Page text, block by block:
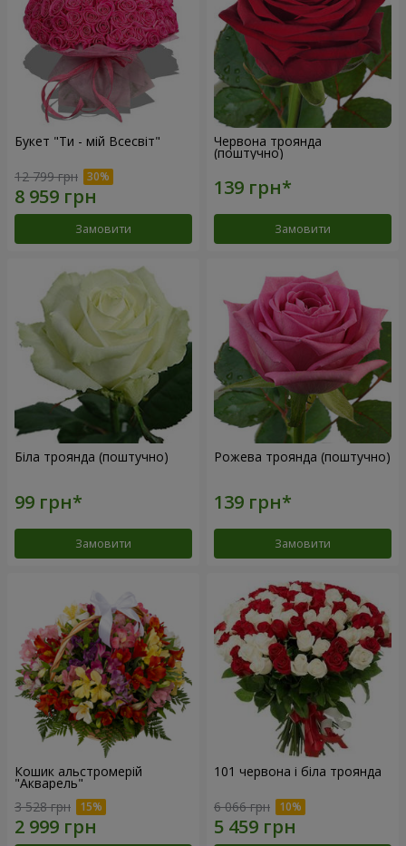
Букет "Ти - мій Всесвіт"
12 799 грн
Замовити
Червона троянда
(поштучно)
Замовити
Біла троянда (поштучно)
Замовити
Рожева троянда (поштучно)
Замовити
Кошик альстромерій
"Акварель"
3 528 грн
101 червона і біла троянда
6 066 грн